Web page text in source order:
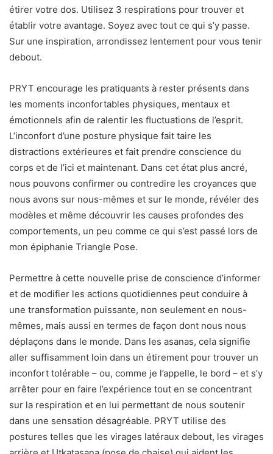
étirer votre dos. Utilisez 3 respirations pour trouver et
établir votre avantage. Soyez avec tout ce qui s’y passe.
Sur une inspiration, arrondissez lentement pour vous tenir
debout.
PRYT encourage les pratiquants à rester présents dans
les moments inconfortables physiques, mentaux et
émotionnels afin de ralentir les ﬂuctuations de l’esprit.
L’inconfort d’une posture physique fait taire les
distractions extérieures et fait prendre conscience du
corps et de l’ici et maintenant. Dans cet état plus ancré,
nous pouvons confirmer ou contredire les croyances que
nous avons sur nous-mêmes et sur le monde, révéler des
modèles et même découvrir les causes profondes des
comportements, un peu comme ce qui s’est passé lors de
mon épiphanie Triangle Pose.
Permettre à cette nouvelle prise de conscience d’informer
et de modifier les actions quotidiennes peut conduire à
une transformation puissante, non seulement en nous-
mêmes, mais aussi en termes de façon dont nous nous
déplaçons dans le monde. Dans les asanas, cela signifie
aller suffisamment loin dans un étirement pour trouver un
inconfort tolérable – ou, comme je l’appelle, le bord – et s’y
arrêter pour en faire l’expérience tout en se concentrant
sur la respiration et en lui permettant de nous soutenir
dans une sensation désagréable. PRYT utilise des
postures telles que les virages latéraux debout, les virages